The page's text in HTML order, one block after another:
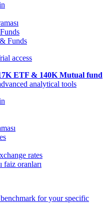
Funds
access
ETF & 140K Mutual fund
analytical tools
rates
faiz oranları
for your specific